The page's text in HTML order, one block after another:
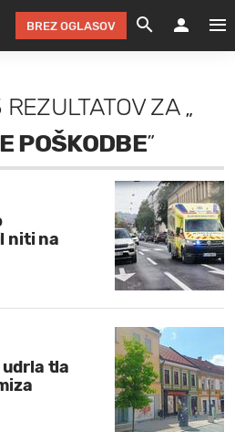
FESTIVAL ZA
E-
FILM &
ODNOSI
HOROSKOP
SEM
NA
IZ
POD
NA
ŽURNAL
BREZ OGLASOV
REZULTATOVZA„
POŠKODBE”
niti na
udrla tla